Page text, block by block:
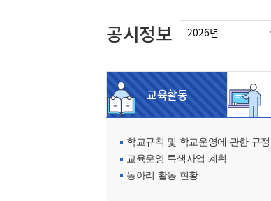
공시정보
교육활동
학교규칙 및 학교운영에 관한 규정
교육운영 특색사업 계획
동아리 활동 현황